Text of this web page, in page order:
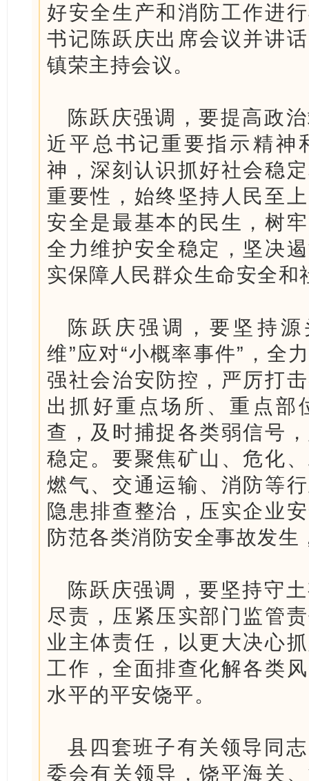
好安全生产和消防工作进
书记陈跃庆出席会议并讲
镇荣主持会议。
陈跃庆强调，要提高政
近平总书记重要指示精神
神，深刻认识抓好社会稳
重要性，始终坚持人民至
安全是最基本的民生，树
全力维护安全稳定，坚决
实保障人民群众生命安全和
陈跃庆强调，要坚持
维”应对“小概率事件”，全
强社会治安防控，严厉打
出抓好重点场所、重点部
查，及时捕捉各类弱信号
稳定。要聚焦矿山、危化
燃气、交通运输、消防等
隐患排查整治，压实企业
防范各类消防安全事故发生
陈跃庆强调，要坚持守
尽责，压紧压实部门监管
业主体责任，以更大决心
工作，全面排查化解各类
水平的平安饶平。
县四套班子有关领导同
委会有关领导，饶平海关